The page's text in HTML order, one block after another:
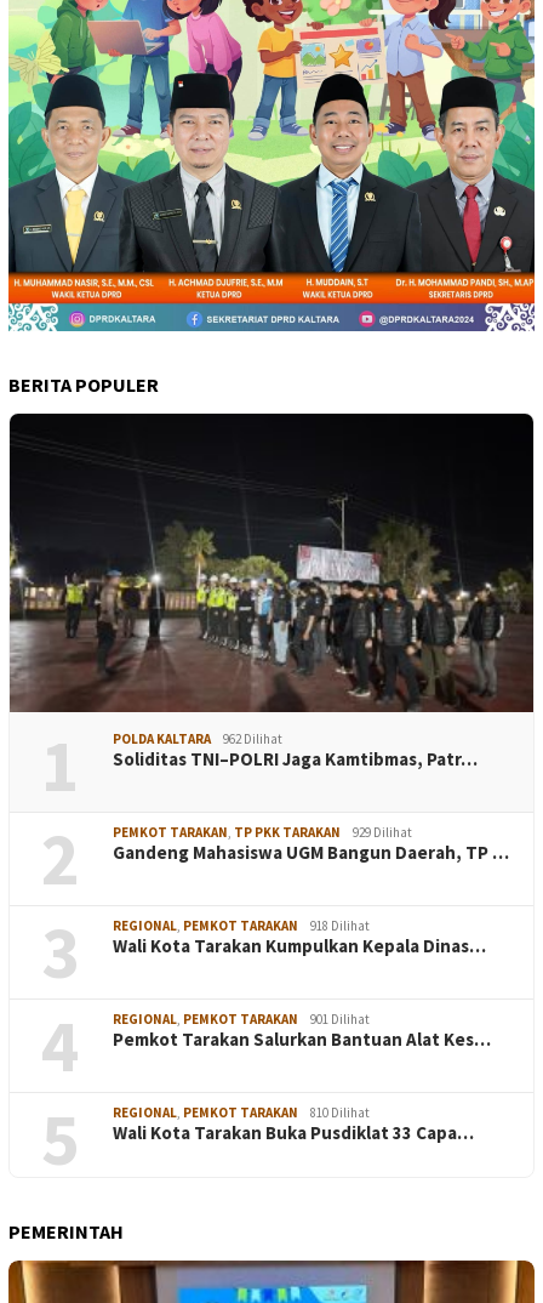
BERITA POPULER
1 POLDA KALTARA 962 Dilihat
Soliditas TNI–POLRI Jaga Kamtibmas, Patr…
2 PEMKOT TARAKAN TP PKK TARAKAN 929 Dilihat
Gandeng Mahasiswa UGM Bangun Daerah, TP …
3 REGIONAL PEMKOT TARAKAN 918 Dilihat
Wali Kota Tarakan Kumpulkan Kepala Dinas…
4 REGIONAL PEMKOT TARAKAN 901 Dilihat
Pemkot Tarakan Salurkan Bantuan Alat Kes…
5 REGIONAL PEMKOT TARAKAN 810 Dilihat
Wali Kota Tarakan Buka Pusdiklat 33 Capa…
PEMERINTAH